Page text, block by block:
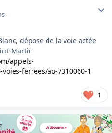
dépose de la voie actée
Martin
appels-
ferrees/ao-7310060-1
1